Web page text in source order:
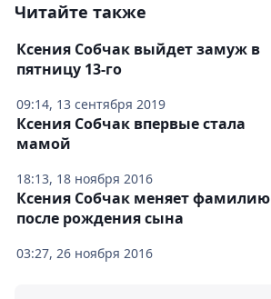
Читайте также
09:14, 13 сентября 2019
Ксения Собчак выйдет замуж в
пятницу 13-го
18:13, 18 ноября 2016
Ксения Собчак впервые стала
мамой
03:27, 26 ноября 2016
Ксения Собчак меняет фамилию
после рождения сына